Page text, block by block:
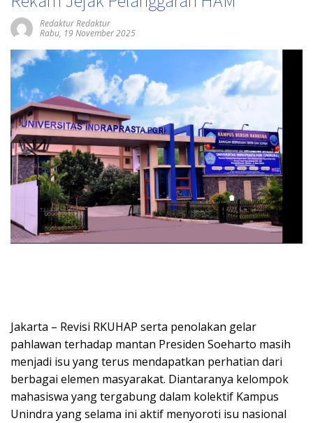
Redaktur Redaktur
Rabu, 19 November 2025
Jakarta – Revisi RKUHAP serta penolakan gelar
pahlawan terhadap mantan Presiden Soeharto masih
menjadi isu yang terus mendapatkan perhatian dari
berbagai elemen masyarakat. Diantaranya kelompok
mahasiswa yang tergabung dalam kolektif Kampus
Unindra yang selama ini aktif menyoroti isu nasional